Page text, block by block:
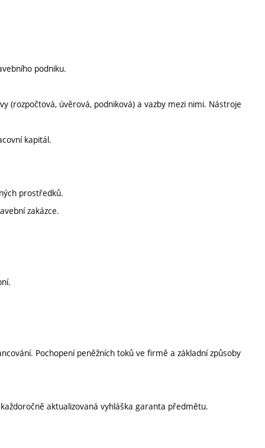
podniku.
(rozpočtová, úvěrová, podniková) a vazby mezi nimi. Nástroje
kapitál.
prostředků.
zakázce.
Pochopení peněžních toků ve firmě a základní způsoby
aktualizovaná vyhláška garanta předmětu.